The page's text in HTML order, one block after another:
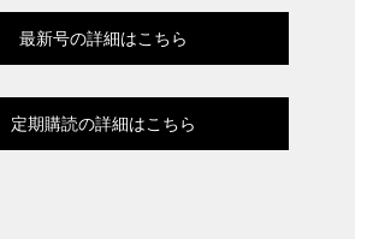
最新号の詳細はこちら
定期購読の詳細はこちら